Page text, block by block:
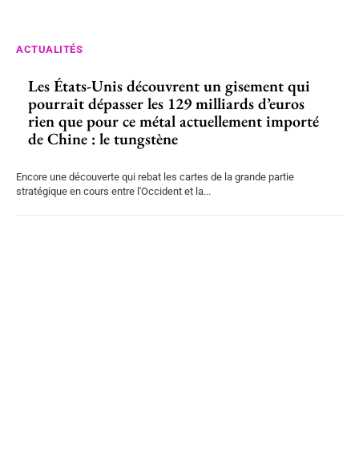
ACTUALITÉS
Les États-Unis découvrent un gisement qui
pourrait dépasser les 129 milliards d’euros
rien que pour ce métal actuellement importé
de Chine : le tungstène
Encore une découverte qui rebat les cartes de la grande partie
stratégique en cours entre l'Occident et la...